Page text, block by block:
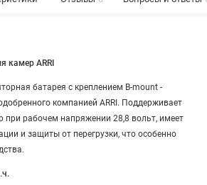
камер ARRI
батарея с креплением B-mount -
компанией ARRI. Поддерживает
при рабочем напряжении 28,8 вольт, имеет
и защиты от перегрузки, что особенно